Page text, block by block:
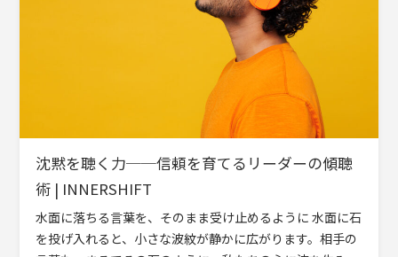
沈黙を聴く力──信頼を育てるリーダーの傾聴
術 | INNERSHIFT
水面に落ちる言葉を、そのまま受け止めるように 水面に石
を投げ入れると、小さな波紋が静かに広がります。相手の